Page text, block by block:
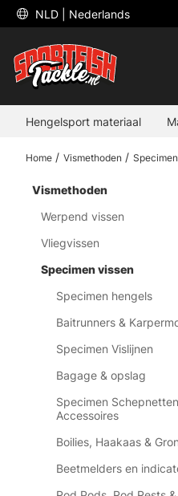
NLD | Nederlands
Hengelsport materiaal
Home Vismethoden
Vismethoden
Werpend vissen
Vliegvissen
Specimen vissen
Specimen hengels
Baitrunners &
Specimen Vislijnen
Bagage & opslag
Specimen
Accessoires
Boilies, Haakaas &
Beetmelders en